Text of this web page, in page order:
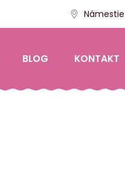
Námestie
BLOG KONTAKT